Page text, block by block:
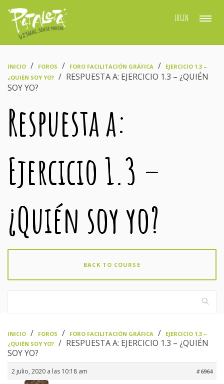
LOGIN
INICIO FOROS FORO FACILITACIÓN GRÁFICA
EJERCICIO 1.3 –
¿QUIÉN SOY YO?
RESPUESTA A: EJERCICIO 1.3 – ¿QUIÉN
SOY YO?
Respuesta a:
Ejercicio 1.3 –
¿Quién soy yo?
BACK TO COURSE
INICIO FOROS FORO FACILITACIÓN GRÁFICA
EJERCICIO 1.3 –
¿QUIÉN SOY YO?
RESPUESTA A: EJERCICIO 1.3 – ¿QUIÉN
SOY YO?
2 julio, 2020 a las 10:18 am #6964